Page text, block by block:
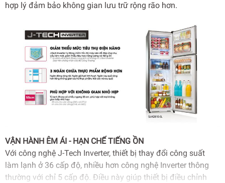
hợp lý đảm bảo không gian lưu trữ rộng rão hơn.
VẬN HÀNH ÊM ÁI - HẠN CHẾ TIẾNG ỒN
Với công nghệ J-Tech Inverter, thiết bị thay đổi công suất
làm lạnh ở 36 cấp độ, nhiều hơn công nghệ Inverter thông
thường với chỉ 5 cấp độ. Điều này giúp thiết bị điều chỉnh